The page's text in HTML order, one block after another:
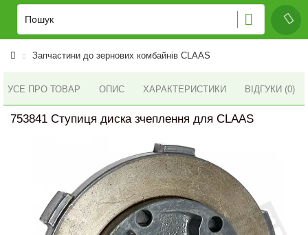
Запчастини до зернових комбайнів CLAAS
УСЕ ПРО ТОВАР ОПИС ХАРАКТЕРИСТИКИ ВІДГУКИ (0)
753841 Ступиця диска зчеплення для CLAAS